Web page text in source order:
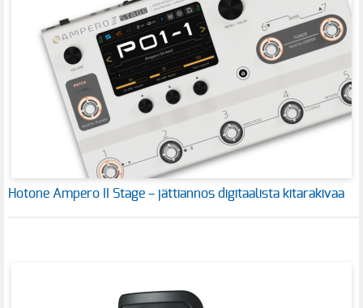
Hotone Ampero II Stage – jättiannos digitaalista kitarakivaa